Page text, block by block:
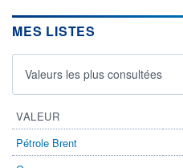
MES LISTES
Valeurs les plus consultées
VALEUR
Pétrole Brent